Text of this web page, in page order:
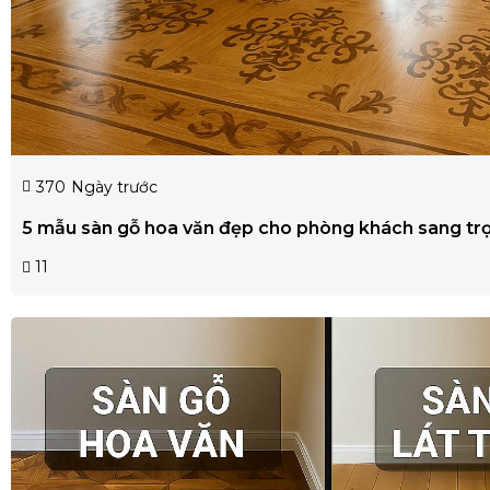
370 Ngày trước
5 mẫu sàn gỗ hoa văn đẹp cho phòng khách sang
11